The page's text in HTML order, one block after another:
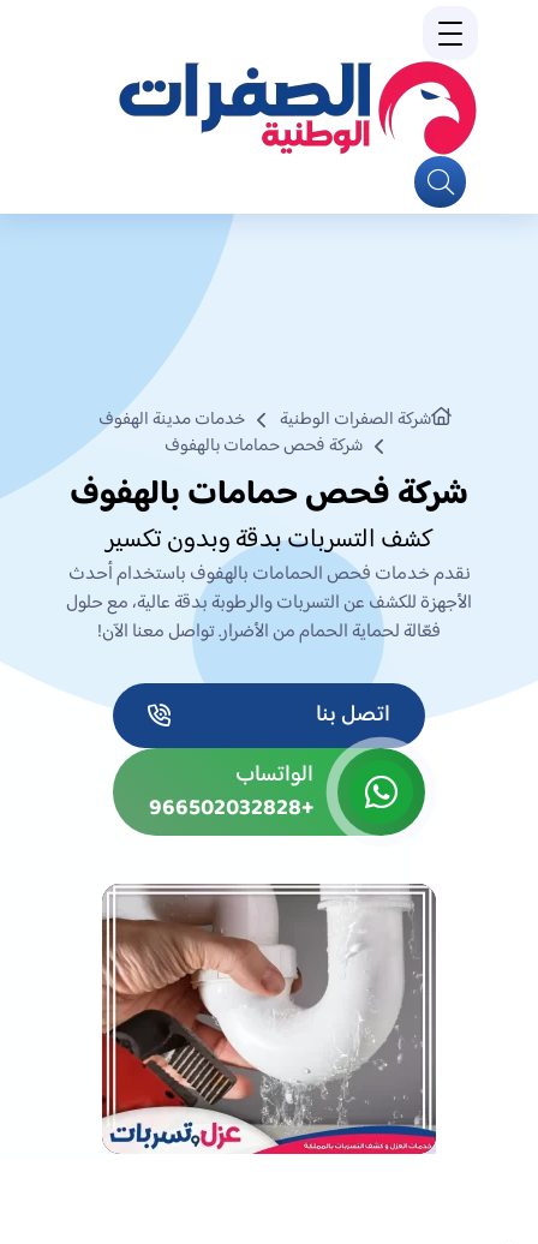
شركة الصفرات الوطنية
خدمات مدينة الهفوف
شركة فحص حمامات بالهفوف
شركة فحص حمامات بالهفوف
كشف التسربات بدقة وبدون تكسير
نقدم خدمات فحص الحمامات بالهفوف باستخدام أحدث
الأجهزة للكشف عن التسربات والرطوبة بدقة عالية، مع حلول
فعّالة لحماية الحمام من الأضرار. تواصل معنا الآن!
اتصل بنا
الواتساب
+966502032828